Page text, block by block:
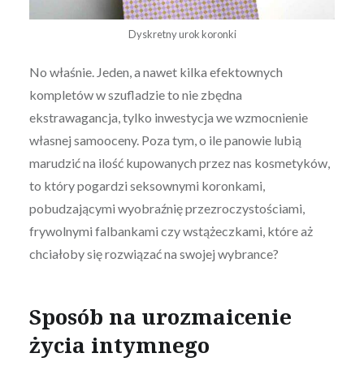
Dyskretny urok koronki
No właśnie. Jeden, a nawet kilka efektownych
kompletów w szufladzie to nie zbędna
ekstrawagancja, tylko inwestycja we wzmocnienie
własnej samooceny. Poza tym, o ile panowie lubią
marudzić na ilość kupowanych przez nas kosmetyków,
to który pogardzi seksownymi koronkami,
pobudzającymi wyobraźnię przezroczystościami,
frywolnymi falbankami czy wstążeczkami, które aż
chciałoby się rozwiązać na swojej wybrance?
Sposób na urozmaicenie
życia intymnego